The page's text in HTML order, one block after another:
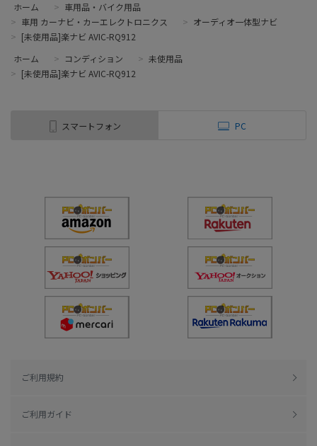
ホーム > 車用品・バイク用品
> 車用 カーナビ・カーエレクトロニクス > オーディオ一体型ナビ
> [未使用品]楽ナビ AVIC-RQ912
ホーム
> コンディション > 未使用品
> [未使用品]楽ナビ AVIC-RQ912
スマートフォン PC
ご利用規約
ご利用ガイド